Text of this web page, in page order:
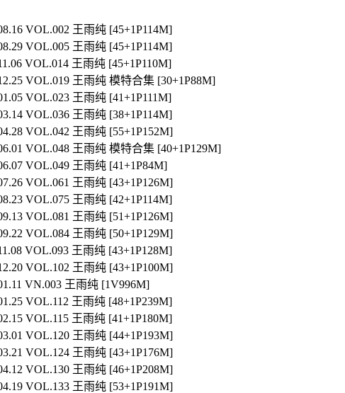
VOL.002 王雨纯 [45+1P114M]
VOL.005 王雨纯 [45+1P114M]
VOL.014 王雨纯 [45+1P110M]
VOL.019 王雨纯 模特合集 [30+1P88M]
VOL.023 王雨纯 [41+1P111M]
VOL.036 王雨纯 [38+1P114M]
VOL.042 王雨纯 [55+1P152M]
VOL.048 王雨纯 模特合集 [40+1P129M]
VOL.049 王雨纯 [41+1P84M]
VOL.061 王雨纯 [43+1P126M]
VOL.075 王雨纯 [42+1P114M]
VOL.081 王雨纯 [51+1P126M]
VOL.084 王雨纯 [50+1P129M]
VOL.093 王雨纯 [43+1P128M]
VOL.102 王雨纯 [43+1P100M]
VN.003 王雨纯 [1V996M]
VOL.112 王雨纯 [48+1P239M]
VOL.115 王雨纯 [41+1P180M]
VOL.120 王雨纯 [44+1P193M]
VOL.124 王雨纯 [43+1P176M]
VOL.130 王雨纯 [46+1P208M]
VOL.133 王雨纯 [53+1P191M]